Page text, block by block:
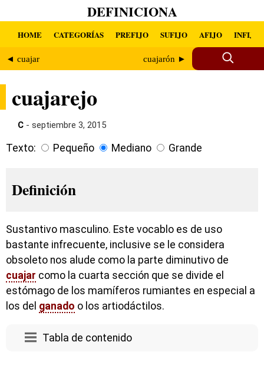
DEFINICIONA
HOME CATEGORÍAS PREFIJO SUFIJO AFIJO INFIJO
◄ cuajar cuajarón ►
cuajarejo
C - septiembre 3, 2015
Texto: Pequeño Mediano Grande
Definición
Sustantivo masculino. Este vocablo es de uso
bastante infrecuente, inclusive se le considera
obsoleto nos alude como la parte diminutivo de
cuajar como la cuarta sección que se divide el
estómago de los mamíferos rumiantes en especial a
los del ganado o los artiodáctilos.
Tabla de contenido